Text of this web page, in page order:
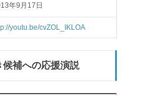
年9月17日
youtu.be/cvZOL_IKLOA
候補への応援演説